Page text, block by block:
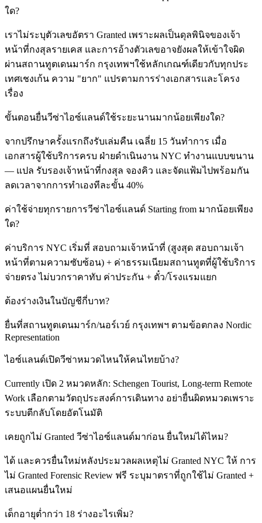
ใด?
เราไม่ระบุตัวเลขอัตรา Granted เพราะผลเป็นดุลพินิจของเจ้า
หน้าที่กงสุลรายเคส และการอ้างตัวเลขอาจยังผลให้เข้าใจผิด
ผ่านสถานทูตเดนมาร์ก กรุงเทพฯใช้หลักเกณฑ์เดียวกับทุกประ
เทศเชงเก้น ความ "ยาก" แปรตามการร่างเอกสารและโครง
เรื่อง
ขั้นตอนยื่นวีซ่าไอซ์แลนด์ใช้ระยะนานมากน้อยเพียงใด?
จากปรึกษาครั้งแรกถึงรับเล่มคืน เฉลี่ย 15 วันทำการ เมื่อ
เอกสารผู้ใช้บริการครบ ฝ่ายดำเนินงาน NYC ทำงานแบบขนาน
— แปล รับรองเจ้าหน้าที่กงสุล จองคิว และจัดแฟ้มไปพร้อมกัน
ลดเวลาจากการทำเองทีละขั้น 40%
ค่าใช้จ่ายทุกรายการวีซ่าไอซ์แลนด์ Starting from มากน้อยเพียง
ใด?
ค่าบริการ NYC เริ่มที่ สอบถามเจ้าหน้าที่ (สูงสุด สอบถามเจ้า
หน้าที่ตามความซับซ้อน) + ค่าธรรมเนียมสถานทูตที่ผู้ใช้บริการ
จ่ายตรง ไม่บวกราคาทับ ค่าประกัน + ตั๋ว/โรงแรมแยก
ต้องร่างเงินในบัญชีกี่บาท?
ยื่นที่สถานทูตเดนมาร์ก/นอร์เวย์ กรุงเทพฯ ตามข้อตกลง Nordic
Representation
ไอซ์แลนด์เปิดวีซ่าหมวดไหนให้คนไทยบ้าง?
Currently เปิด 2 หมวดหลัก: Schengen Tourist, Long-term Remote
Work เลือกตามวัตถุประสงค์การเดินทาง อย่ายื่นผิดหมวดเพราะ
ระบบตีกลับโดยอัตโนมัติ
เคยถูกไม่ Granted วีซ่าไอซ์แลนด์มาก่อน ยื่นใหม่ได้ไหม?
ได้ และควรยื่นใหม่หลังประมวลผลเหตุไม่ Granted NYC ให้ การ
ไม่ Granted Forensic Review ฟรี ระบุมาตราที่ถูกใช้ไม่ Granted +
เสนอแผนยื่นใหม่
เด็กอายุต่ำกว่า 18 ร่างอะไรเพิ่ม?